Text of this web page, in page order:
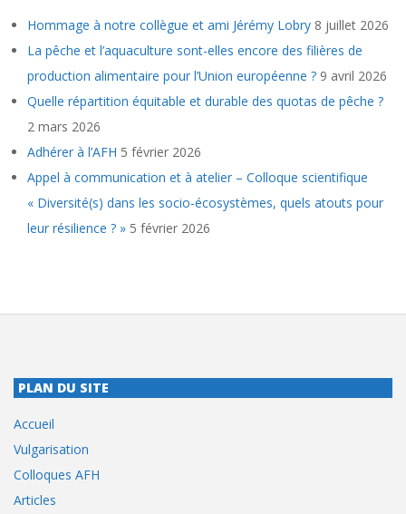
Hommage à notre collègue et ami Jérémy Lobry 8 juillet 2026
La pêche et l’aquaculture sont-elles encore des filières de
production alimentaire pour l’Union européenne ? 9 avril 2026
Quelle répartition équitable et durable des quotas de pêche ?
2 mars 2026
Adhérer à l’AFH 5 février 2026
Appel à communication et à atelier – Colloque scientifique
« Diversité(s) dans les socio-écosystèmes, quels atouts pour
leur résilience ? » 5 février 2026
PLAN DU SITE
Accueil
Vulgarisation
Colloques AFH
Articles